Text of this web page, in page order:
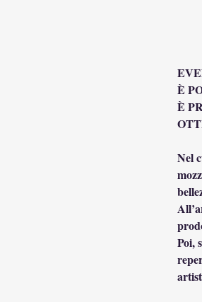
È
È
Nel
Poi,